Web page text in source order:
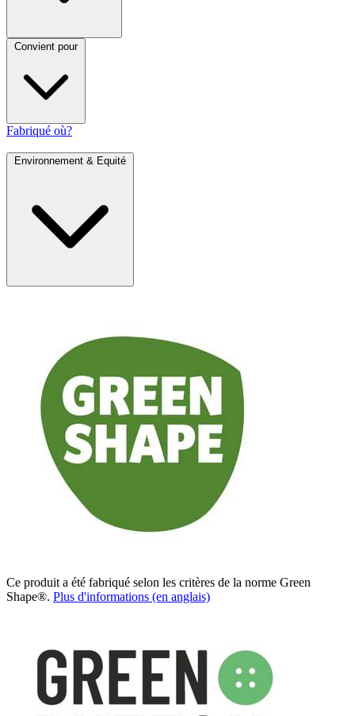
Convient pour
Fabriqué où?
Environnement & Equité
Ce produit a été fabriqué selon les critères de la norme Green
Shape®. Plus d'informations (en anglais)